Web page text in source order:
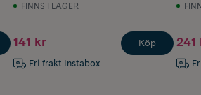
FINNS I LAGER
141 kr
Fri frakt Instabox
Köp 241